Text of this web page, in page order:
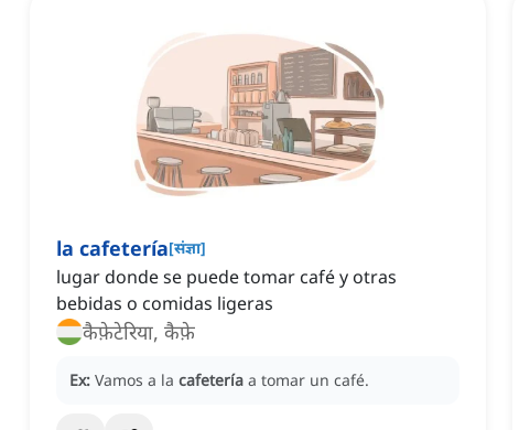
la cafetería[संज्ञा]
lugar donde se puede tomar café y otras
bebidas o comidas ligeras
कैफ़ेटेरिया, कैफ़े
Ex: Vamos a la cafetería a tomar un café.